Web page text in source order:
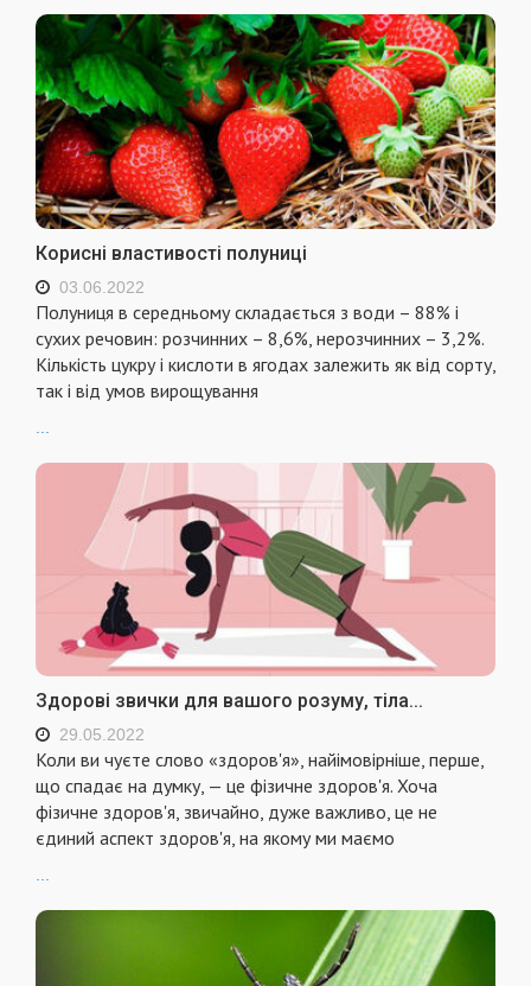
Корисні властивості полуниці
03.06.2022
Полуниця в середньому складається з води – 88% і
сухих речовин: розчинних – 8,6%, нерозчинних – 3,2%.
Кількість цукру і кислоти в ягодах залежить як від сорту,
так і від умов вирощування
Здорові звички для вашого розуму, тіла...
29.05.2022
Коли ви чуєте слово «здоров'я», найімовірніше, перше,
що спадає на думку, — це фізичне здоров'я. Хоча
фізичне здоров'я, звичайно, дуже важливо, це не
єдиний аспект здоров'я, на якому ми маємо